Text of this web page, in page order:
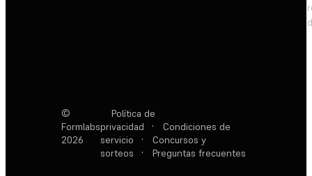
©
Formlabs
2026
Política de
privacidad
·
Condiciones de
servicio
·
Concursos y
sorteos
· Preguntas frecuentes